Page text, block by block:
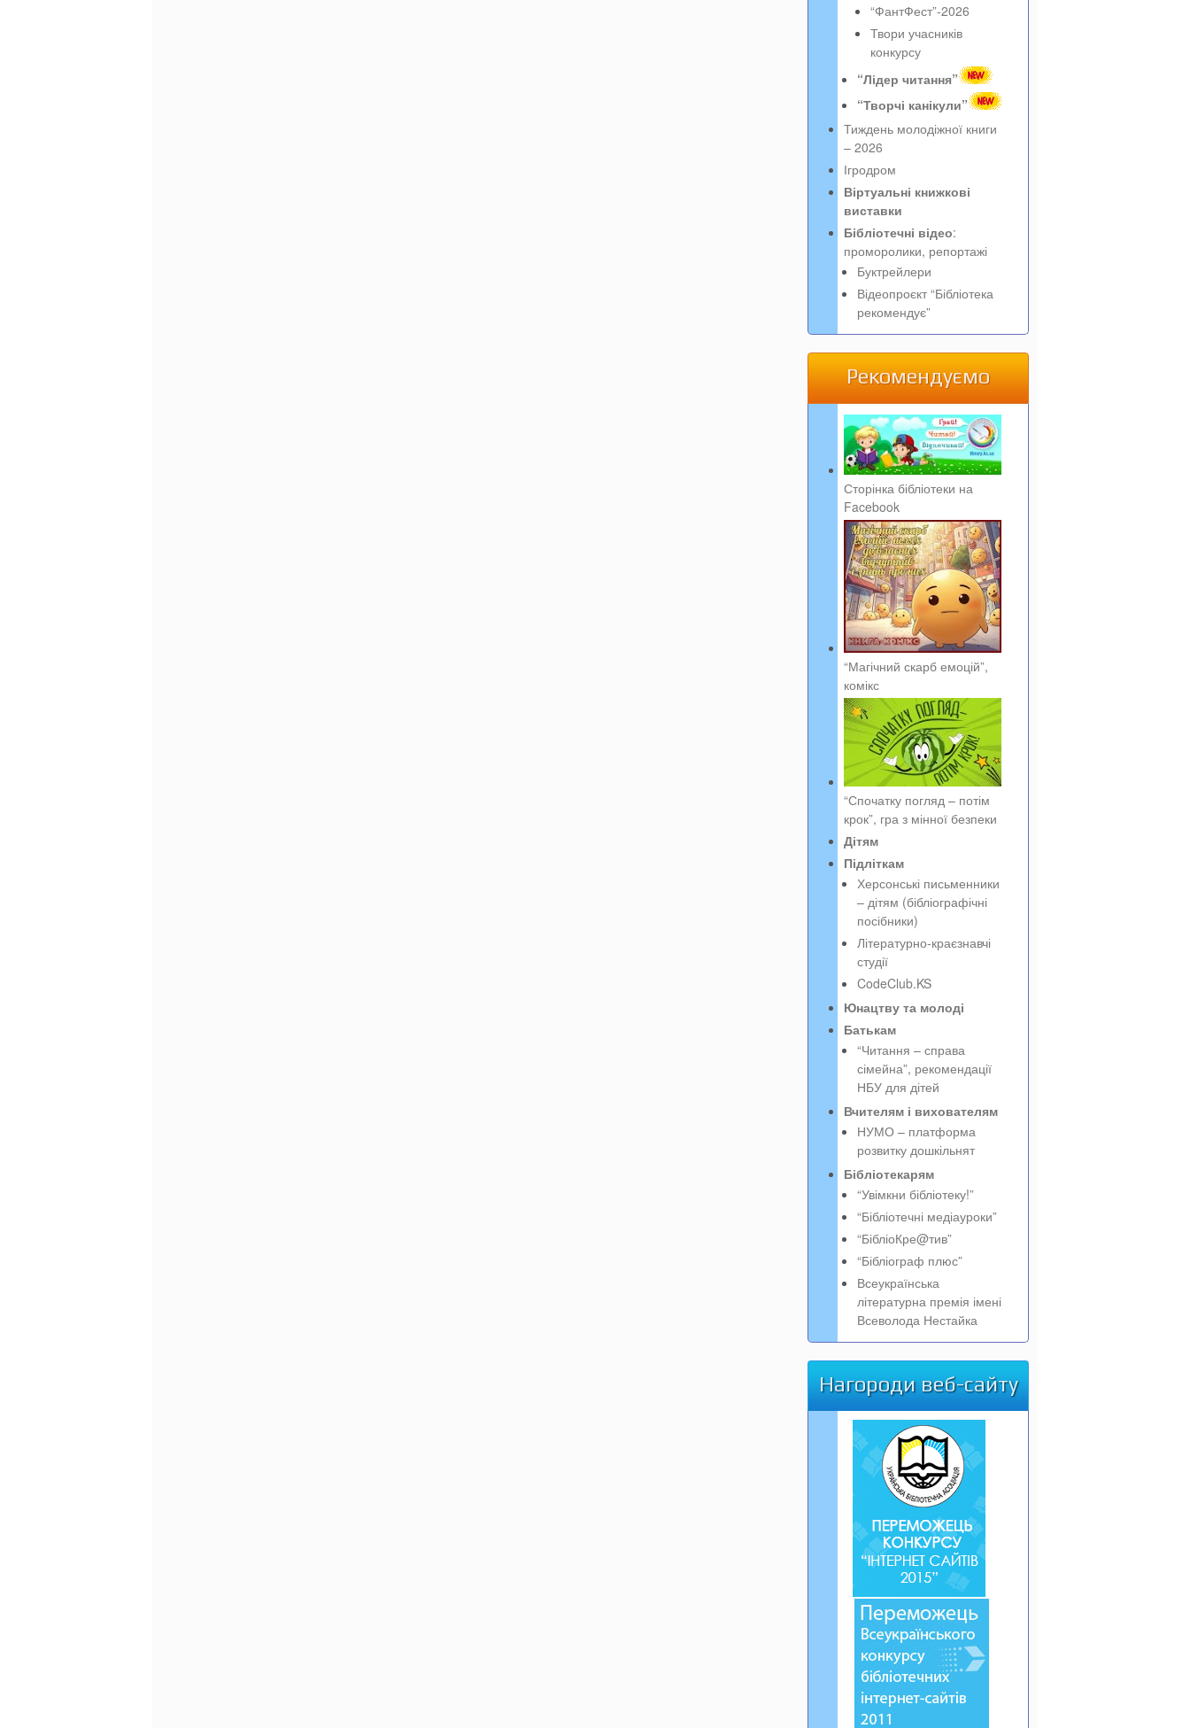
“ФантФест”-2026
Твори учасників
конкурсу
“Лідер читання”
“Творчі канікули”
Тиждень молодіжної книги
– 2026
Ігродром
Віртуальні книжкові
виставки
Бібліотечні відео:
проморолики, репортажі
Буктрейлери
Відеопроєкт “Бібліотека
рекомендує”
Рекомендуємо
Сторінка бібліотеки на
Facebook
“Магічний скарб емоцій”,
комікс
“Спочатку погляд – потім
крок”, гра з мінної безпеки
Дітям
Підліткам
Херсонські письменники
– дітям (бібліографічні
посібники)
Літературно-краєзнавчі
студії
CodeClub.KS
Юнацтву та молоді
Батькам
“Читання – справа
сімейна”, рекомендації
НБУ для дітей
Вчителям і вихователям
НУМО – платформа
розвитку дошкільнят
Бібліотекарям
“Увімкни бібліотеку!”
“Бібліотечні медіауроки”
“БібліоКре@тив”
“Бібліограф плюс”
Всеукраїнська
літературна премія імені
Всеволода Нестайка
Нагороди веб-сайту